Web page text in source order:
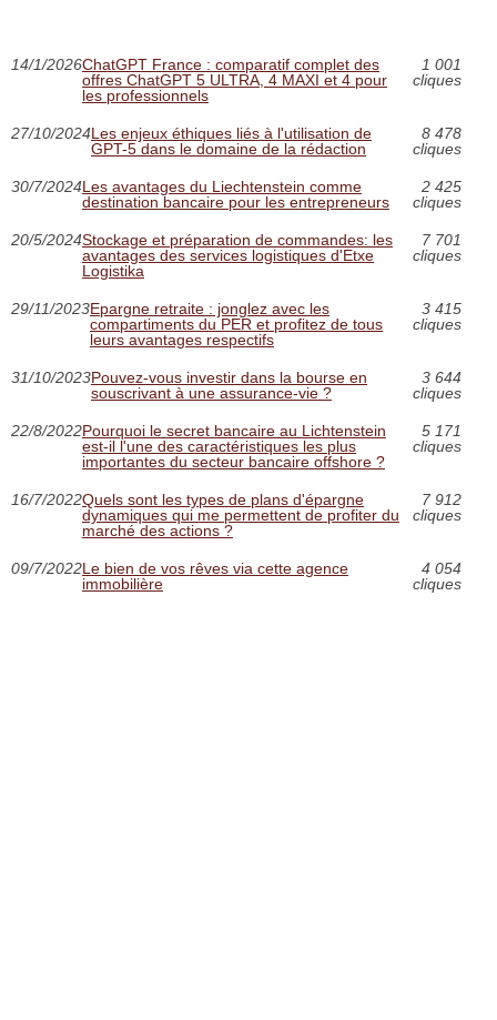
14/1/2026ChatGPT France : comparatif complet des
offres ChatGPT 5 ULTRA, 4 MAXI et 4 pour
les professionnels
1 001
cliques
27/10/2024Les enjeux éthiques liés à l'utilisation de
GPT-5 dans le domaine de la rédaction
8 478
cliques
30/7/2024Les avantages du Liechtenstein comme
destination bancaire pour les entrepreneurs
2 425
cliques
20/5/2024Stockage et préparation de commandes: les
avantages des services logistiques d'Etxe
Logistika
7 701
cliques
29/11/2023Epargne retraite : jonglez avec les
compartiments du PER et profitez de tous
leurs avantages respectifs
3 415
cliques
31/10/2023Pouvez-vous investir dans la bourse en
souscrivant à une assurance-vie ?
3 644
cliques
22/8/2022Pourquoi le secret bancaire au Lichtenstein
est-il l'une des caractéristiques les plus
importantes du secteur bancaire offshore ?
5 171
cliques
16/7/2022Quels sont les types de plans d'épargne
dynamiques qui me permettent de profiter du
marché des actions ?
7 912
cliques
09/7/2022Le bien de vos rêves via cette agence
immobilière
4 054
cliques